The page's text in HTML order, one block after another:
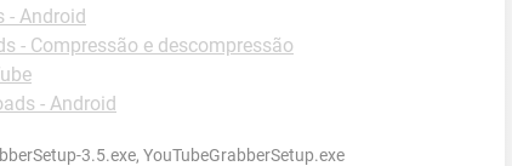
- Android
- Compressão e descompressão
- Android
3.5.exe, YouTubeGrabberSetup.exe